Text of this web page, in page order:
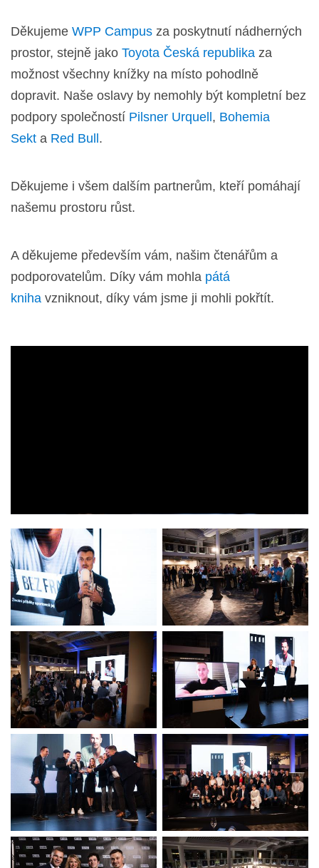
Děkujeme WPP Campus za poskytnutí nádherných
prostor, stejně jako Toyota Česká republika za
možnost všechny knížky na místo pohodlně
dopravit. Naše oslavy by nemohly být kompletní bez
podpory společností Pilsner Urquell, Bohemia
Sekt a Red Bull.
Děkujeme i všem dalším partnerům, kteří pomáhají
našemu prostoru růst.
A děkujeme především vám, našim čtenářům a
podporovatelům. Díky vám mohla pátá
kniha vzniknout, díky vám jsme ji mohli pokřtít.